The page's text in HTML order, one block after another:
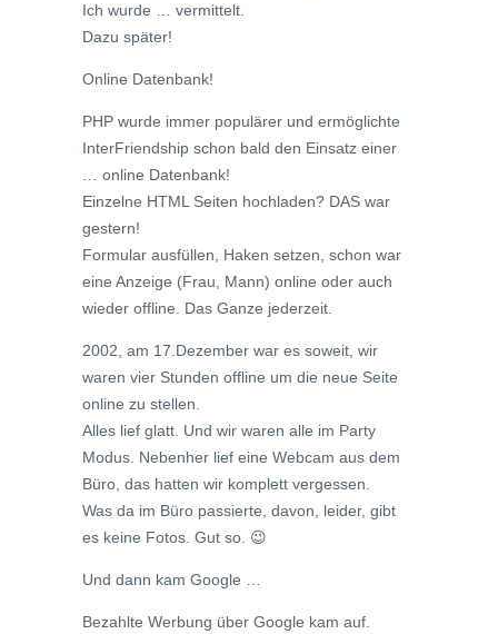
Ich wurde … vermittelt.
Dazu später!
Online Datenbank!
PHP wurde immer populärer und ermöglichte
InterFriendship schon bald den Einsatz einer
… online Datenbank!
Einzelne HTML Seiten hochladen? DAS war
gestern!
Formular ausfüllen, Haken setzen, schon war
eine Anzeige (Frau, Mann) online oder auch
wieder offline. Das Ganze jederzeit.
2002, am 17.Dezember war es soweit, wir
waren vier Stunden offline um die neue Seite
online zu stellen.
Alles lief glatt. Und wir waren alle im Party
Modus. Nebenher lief eine Webcam aus dem
Büro, das hatten wir komplett vergessen.
Was da im Büro passierte, davon, leider, gibt
es keine Fotos. Gut so. 😉
Und dann kam Google …
Bezahlte Werbung über Google kam auf.